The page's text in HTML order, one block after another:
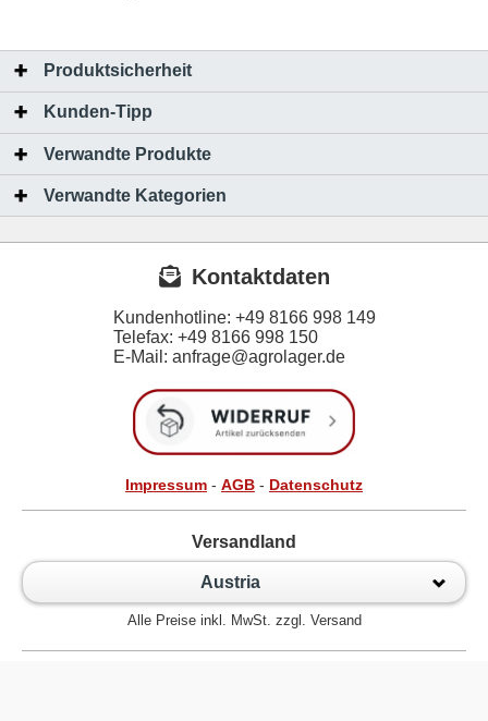
Produktsicherheit
Kunden-Tipp
Verwandte Produkte
Verwandte Kategorien
Kontaktdaten
Kundenhotline: +49 8166 998 149
Telefax: +49 8166 998 150
E-Mail: anfrage@agrolager.de
Impressum - AGB - Datenschutz
Versandland
Austria
Alle Preise inkl. MwSt. zzgl. Versand